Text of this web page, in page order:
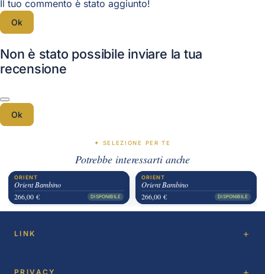
Il tuo commento è stato aggiunto!
Ok
Non è stato possibile inviare la tua
recensione
Ok
✦ SELEZIONE PER TE
Potrebbe interessarti anche
ORIENT
Orient Bambino
266,00 €
DISPONIBILE
ORIENT
Orient Bambino
266,00 €
DISPONIBILE
LINK
PRIVACY